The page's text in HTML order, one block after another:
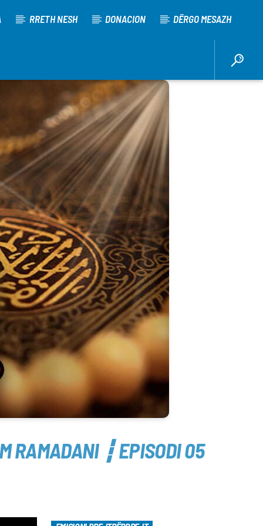
RRETH NESH DONACION DËRGO MESAZH
RAMADANI ┇ EPISODI 05